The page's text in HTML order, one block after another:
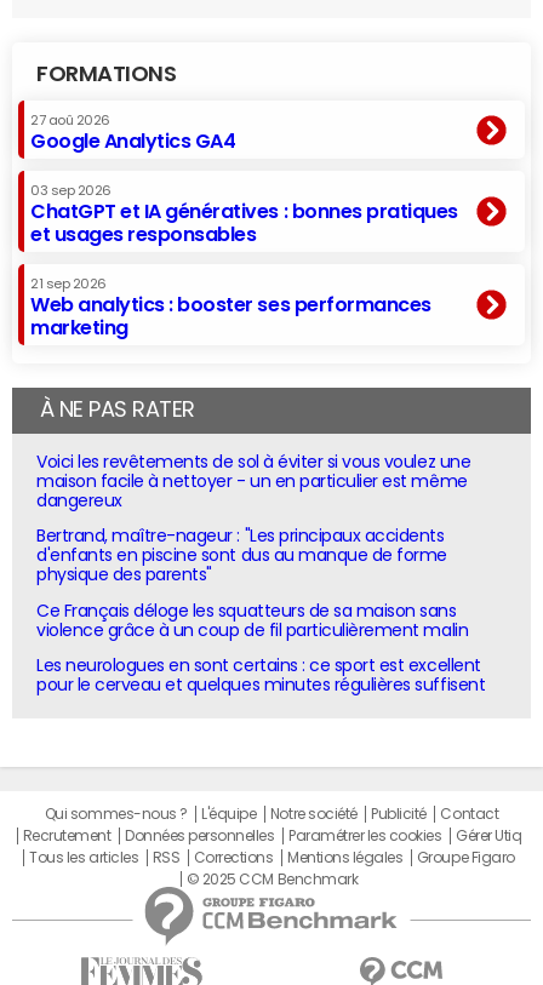
FORMATIONS
27 aoû 2026
Google Analytics GA4
03 sep 2026
ChatGPT et IA génératives : bonnes pratiques
et usages responsables
21 sep 2026
Web analytics : booster ses performances
marketing
À NE PAS RATER
Voici les revêtements de sol à éviter si vous voulez une
maison facile à nettoyer - un en particulier est même
dangereux
Bertrand, maître-nageur : "Les principaux accidents
d'enfants en piscine sont dus au manque de forme
physique des parents"
Ce Français déloge les squatteurs de sa maison sans
violence grâce à un coup de fil particulièrement malin
Les neurologues en sont certains : ce sport est excellent
pour le cerveau et quelques minutes régulières suffisent
Qui sommes-nous ? L'équipe Notre société Publicité
Contact
Recrutement
Données personnelles Paramétrer les cookies
Gérer Utiq
Tous les articles
RSS Corrections Mentions légales
Groupe Figaro
© 2025 CCM Benchmark